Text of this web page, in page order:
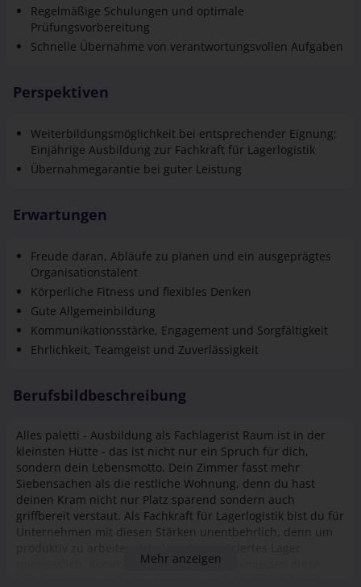
Regelmäßige Schulungen und optimale
Prüfungsvorbereitung
Schnelle Übernahme von verantwortungsvollen Aufgaben
Perspektiven
Weiterbildungsmöglichkeit bei entsprechender Eignung:
Einjährige Ausbildung zur Fachkraft für Lagerlogistik
Übernahmegarantie bei guter Leistung
Erwartungen
Freude daran, Abläufe zu planen und ein ausgeprägtes
Organisationstalent
Körperliche Fitness und flexibles Denken
Gute Allgemeinbildung
Kommunikationsstärke, Engagement und Sorgfältigkeit
Ehrlichkeit, Teamgeist und Zuverlässigkeit
Berufsbildbeschreibung
Alles paletti - Ausbildung als Fachlagerist Raum ist in der
kleinsten Hütte - das ist nicht nur ein Spruch für dich,
sondern dein Lebensmotto. Dein Zimmer fasst mehr
Siebensachen als die restliche Wohnung, denn du hast
deinen Kram nicht nur Platz sparend sondern auch
griffbereit verstaut. Als Fachkraft für Lagerlogistik bist du für
Unternehmen mit diesen Stärken unentbehrlich, denn um
unerlässlich. Kommen neue Waren an, so müssen diese
Mehr anzeigen